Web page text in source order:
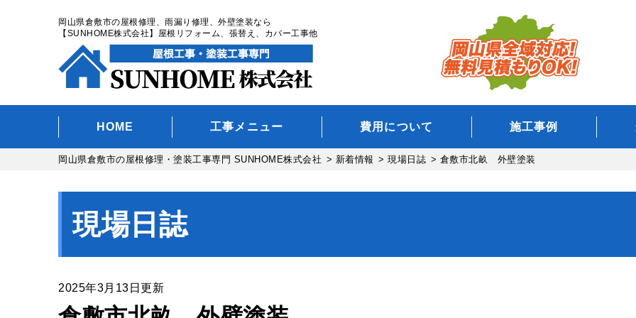
岡山県倉敷市の屋根修理、雨漏り修理、外壁塗装なら
【SUNHOME株式会社】屋根リフォーム、張替え、カバー工事他
HOME 工事メニュー 費用について 施工事例
岡山県倉敷市の屋根修理・塗装工事専門 SUNHOME株式会社 > 新着情報 > 現場日誌 > 倉敷市北畝 外壁塗装
現場日誌
2025年3月13日更新